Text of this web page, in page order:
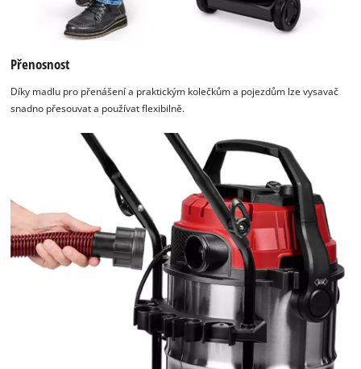
Přenosnost
Díky madlu pro přenášení a praktickým kolečkům a pojezdům lze vysavač
snadno přesouvat a používat flexibilně.